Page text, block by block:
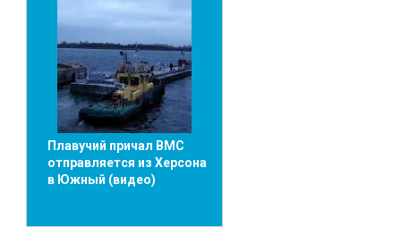
Плавучий причал ВМС
отправляется из Херсона
в Южный (видео)